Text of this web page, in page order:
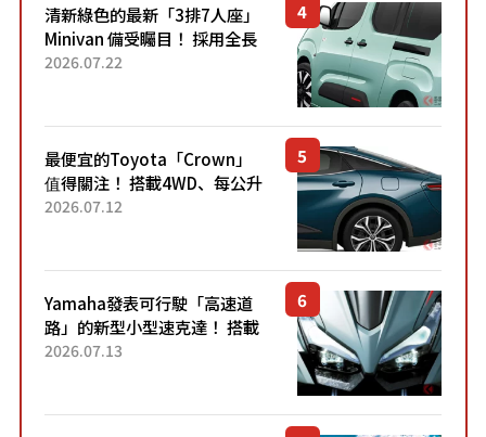
清新綠色的最新「3排7人座」
Minivan 備受矚目！ 採用全長
4.7公尺剛剛好的車身尺寸與
2026.07.22
最便宜的Toyota「Crown」
值得關注！ 搭載4WD、每公升
22.4公里低油耗表現超亮眼！
2026.07.12
Yamaha發表可行駛「高速道
路」的新型小型速克達！ 搭載
能享受超強勁「渦輪感」的動
2026.07.13